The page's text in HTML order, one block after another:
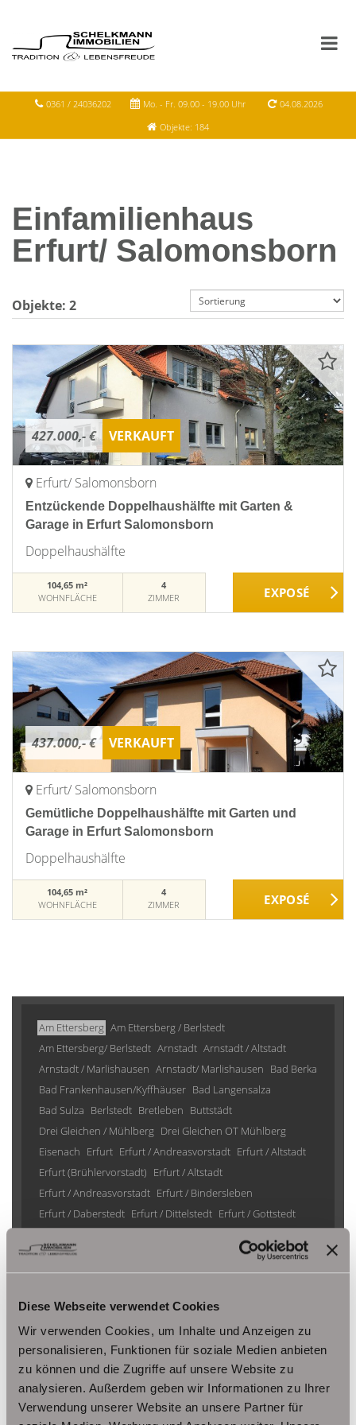
Diese Webseite verwendet Cookies
Wir verwenden Cookies, um Inhalte und Anzeigen zu
personalisieren, Funktionen für soziale Medien anbieten
zu können und die Zugriffe auf unsere Website zu
analysieren. Außerdem geben wir Informationen zu Ihrer
Verwendung unserer Website an unsere Partner für
0361 / 24036202 Mo. - Fr. 09.00 - 19.00 Uhr
04.08.2026
Objekte: 184
Einfamilienhaus
Erfurt/ Salomonsborn
Objekte: 2
427.000,- € VERKAUFT
Erfurt/ Salomonsborn
Entzückende Doppelhaushälfte mit Garten &
Garage in Erfurt Salomonsborn
Doppelhaushälfte
104,65 m²
WOHNFLÄCHE
4
ZIMMER
437.000,- € VERKAUFT
Erfurt/ Salomonsborn
Gemütliche Doppelhaushälfte mit Garten und
Garage in Erfurt Salomonsborn
Doppelhaushälfte
104,65 m²
WOHNFLÄCHE
4
ZIMMER
Am Ettersberg Am Ettersberg / Berlstedt
Am Ettersberg/ Berlstedt Arnstadt Arnstadt / Altstadt
Arnstadt / Marlishausen Arnstadt/ Marlishausen Bad Berka
Bad Frankenhausen/Kyffhäuser Bad Langensalza
Bad Sulza Berlstedt Bretleben Buttstädt
Drei Gleichen / Mühlberg Drei Gleichen OT Mühlberg
Eisenach Erfurt Erfurt / Andreasvorstadt Erfurt / Altstadt
Erfurt (Brühlervorstadt) Erfurt / Altstadt
Erfurt / Andreasvorstadt Erfurt / Bindersleben
Erfurt / Daberstedt Erfurt / Dittelstedt Erfurt / Gottstedt
Erfurt / Löbervorstadt
Erfurt / Molsdorf Erfurt / Möbisburg-Rhoda
Erfurt/ Johannesvorstadt Erfurt/ Niedernissa
Erfurt/ Salomonsborn Erfurt/ Vieselbach
Gotha
Großheringen
Herbsleben
Ichtershausen
Kutzleben / Lützensömmern